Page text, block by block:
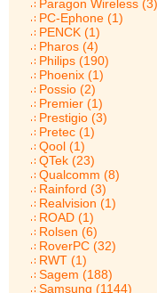
Paragon Wireless (3)
PC-Ephone (1)
PENCK (1)
Pharos (4)
Philips (190)
Phoenix (1)
Possio (2)
Premier (1)
Prestigio (3)
Pretec (1)
Qool (1)
QTek (23)
Qualcomm (8)
Rainford (3)
Realvision (1)
ROAD (1)
Rolsen (6)
RoverPC (32)
RWT (1)
Sagem (188)
Samsung (1144)